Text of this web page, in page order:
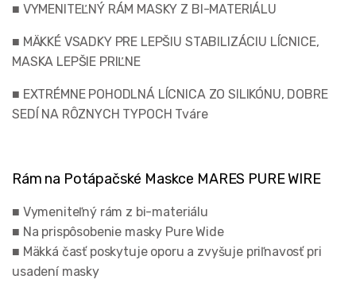
■ VYMENITEĽNÝ RÁM MASKY Z BI-MATERIÁLU
■ MÄKKÉ VSADKY PRE LEPŠIU STABILIZÁCIU LÍCNICE,
MASKA LEPŠIE PRIĽNE
■ EXTRÉMNE POHODLNÁ LÍCNICA ZO SILIKÓNU, DOBRE
SEDÍ NA RÔZNYCH TYPOCH Tváre
Rám na Potápačské Maskce MARES PURE WIRE
■ Vymeniteľný rám z bi-materiálu
■ Na prispôsobenie masky Pure Wide
■ Mäkká časť poskytuje oporu a zvyšuje priľnavosť pri
usadení masky